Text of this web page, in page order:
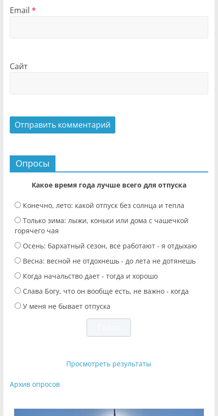
Email *
Сайт
Опросы
Какое время года лучше всего для отпуска
Конечно, лето: какой отпуск без солнца и тепла
Только зима: лыжи, коньки или дома с чашечкой
горячего чая
Осень: бархатный сезон, все работают - я отдыхаю
Весна: весной не отдохнешь - до лета не дотянешь
Когда начальство дает - тогда и хорошо
Слава Богу, что он вообще есть, не важно - когда
У меня не бывает отпуска
Просмотреть результаты
Архив опросов